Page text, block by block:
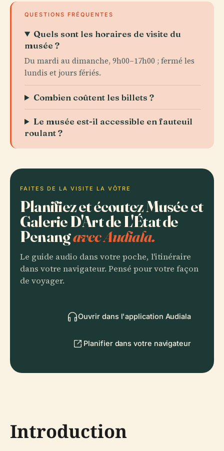
QUESTIONS FRÉQUENTES
Quels sont les horaires de visite du
musée ?
Du mardi au dimanche, 9h00–17h00 ; fermé les
lundis et jours fériés.
Combien coûtent les billets ?
Le musée est-il accessible en fauteuil
roulant ?
FAITES DE LA VISITE LA VÔTRE
Planifiez et écoutez Musée et
Galerie D'Art de L'État de
Penangavec Audiala.
Le guide audio dans votre poche, l'itinéraire
dans votre navigateur. Pensé pour votre façon
de voyager.
Ouvrir dans l'application Audiala
Planifier dans votre navigateur
Introduction